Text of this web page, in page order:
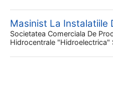
Masinist La Instalatiile
Societatea Comerciala De
Hidrocentrale "hidroelectrica"